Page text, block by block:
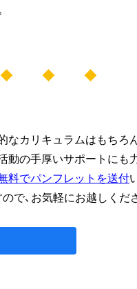
◆ ◆
カリキュラムはもちろ
の手厚いサポートにも
料でパンフレットを送付
で、お気軽にお越しくだ